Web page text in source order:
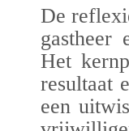
De
gastheer
Het
resultaat
een